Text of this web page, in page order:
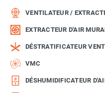
VENTILATEUR /
EXTRACTEUR D'AIR
DÉSTRATIFICATEUR
VMC
DÉSHUMIDIFICATEUR